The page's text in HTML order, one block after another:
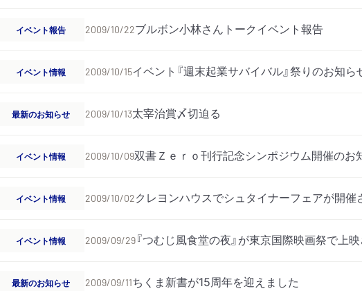
イベント報告 2009/10/22ブルボン小林さんトークイベント報告
イベント情報 2009/10/15イベント『週末起業サバイバル』祭りのお知ら
最新のお知らせ 2009/10/13太宰治賞〆切迫る
イベント情報 2009/10/09双書Ｚｅｒｏ刊行記念シンポジウム開催のお
イベント情報 2009/10/02クレヨンハウスでシュタイナーフェアが開催
イベント情報 2009/09/29『つむじ風食堂の夜』が東京国際映画祭で上
最新のお知らせ 2009/09/11ちくま新書が15周年を迎えました